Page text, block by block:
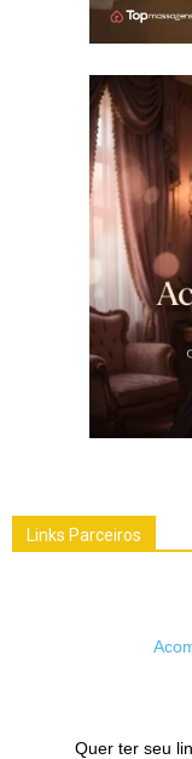
Links Parceiros
Quer ter seu